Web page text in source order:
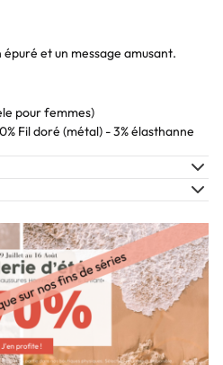
et un message amusant.
pour femmes)
Fil doré (métal) - 3% élasthanne